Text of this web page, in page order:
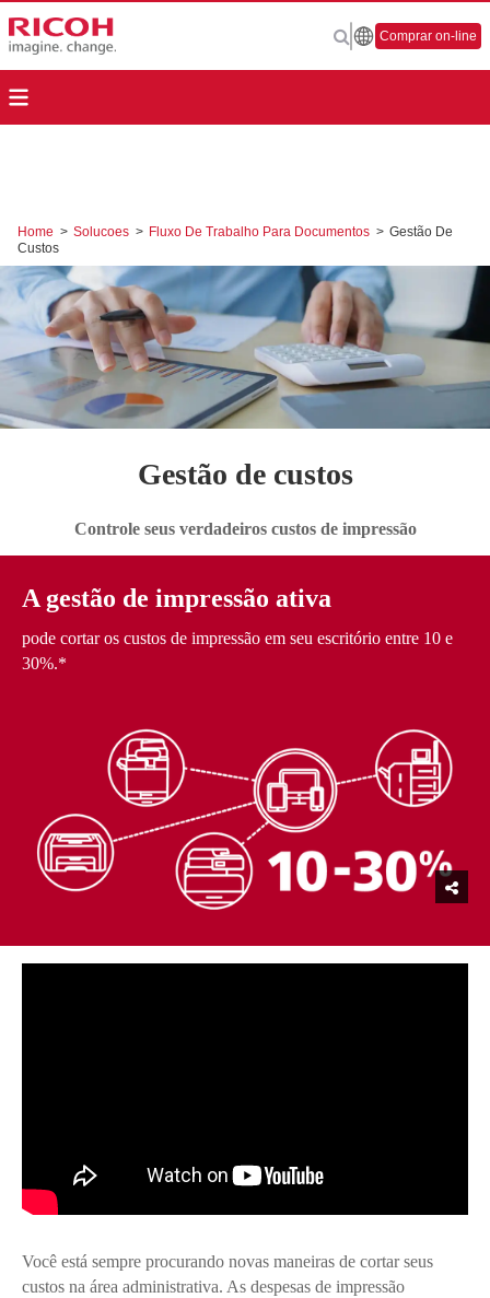
Comprar on-line
Home > Solucoes > Fluxo De Trabalho Para Documentos > Gestão De
Custos
Gestão de custos
Controle seus verdadeiros custos de impressão
A gestão de impressão ativa
pode cortar os custos de impressão em seu escritório entre 10 e
30%.*
Você está sempre procurando novas maneiras de cortar seus
custos na área administrativa. As despesas de impressão